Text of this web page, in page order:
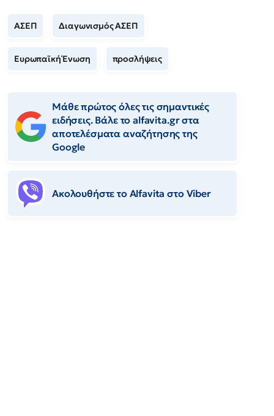
ΑΣΕΠ Διαγωνισμός ΑΣΕΠ
Ευρωπαϊκή Ένωση προσλήψεις
Μάθε πρώτος όλες τις σημαντικές
ειδήσεις. Βάλε το alfavita.gr στα
αποτελέσματα αναζήτησης της
Google
Ακολουθήστε το Αlfavita στο Viber